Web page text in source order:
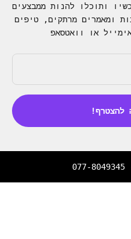
ותוכלו להנות ממבצעים
ומאמרים מרתקים, טיפים
או וואטסאפ
להצטרף!
077-8049345